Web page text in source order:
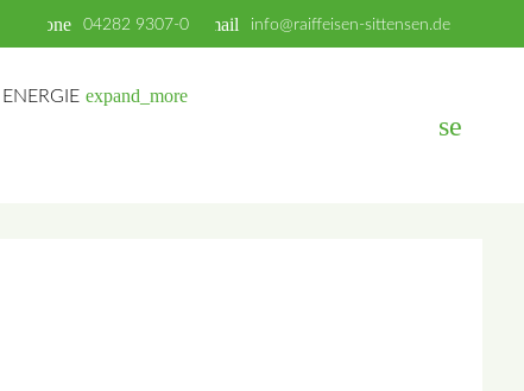
email info@raiffeisen-sittensen.de
phone 04282 9307-0
ENERGIE expand_more
search